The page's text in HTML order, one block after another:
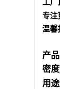
工厂
专注
温馨
产
密度
用